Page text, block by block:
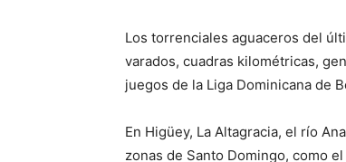
Los torrenciales aguaceros del
varados, cuadras kilométricas,
juegos de la Liga Dominicana de
En Higüey, La Altagracia, el río
zonas de Santo Domingo, como